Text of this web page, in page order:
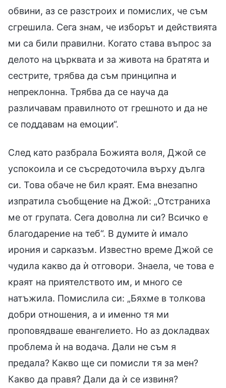
обвини, аз се разстроих и помислих, че съм
сгрешила. Сега знам, че изборът и действията
ми са били правилни. Когато става въпрос за
делото на църквата и за живота на братята и
сестрите, трябва да съм принципна и
непреклонна. Трябва да се науча да
различавам правилното от грешното и да не
се поддавам на емоции“.
След като разбрала Божията воля, Джой се
успокоила и се съсредоточила върху дълга
си. Това обаче не бил краят. Ема внезапно
изпратила съобщение на Джой: „Отстраниха
ме от групата. Сега доволна ли си? Всичко е
благодарение на теб“. В думите ѝ имало
ирония и сарказъм. Известно време Джой се
чудила какво да ѝ отговори. Знаела, че това е
краят на приятелството им, и много се
натъжила. Помислила си: „Бяхме в толкова
добри отношения, а и именно тя ми
проповядваше евангелието. Но аз докладвах
проблема ѝ на водача. Дали не съм я
предала? Какво ще си помисли тя за мен?
Какво да правя? Дали да ѝ се извиня?